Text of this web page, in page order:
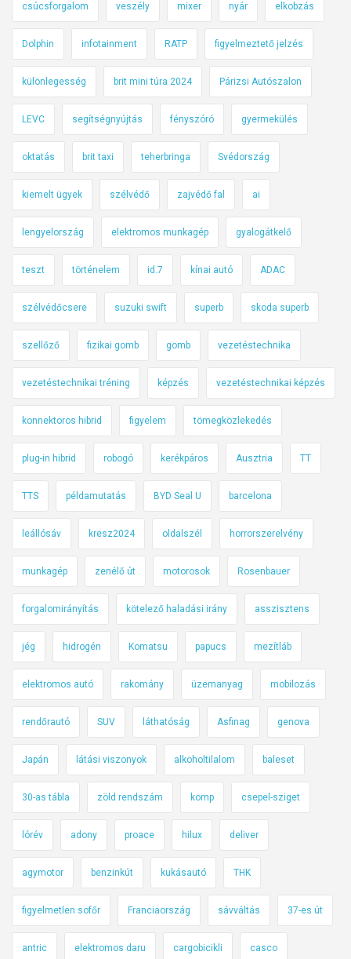
csúcsforgalom veszély mixer nyár elkobzás
Dolphin infotainment RATP figyelmeztető jelzés
különlegesség brit mini túra 2024 Párizsi Autószalon
LEVC segítségnyújtás fényszóró gyermekülés
oktatás brit taxi teherbringa Svédország
kiemelt ügyek szélvédő zajvédő fal ai
lengyelország elektromos munkagép gyalogátkelő
teszt történelem id.7 kínai autó ADAC
szélvédőcsere suzuki swift superb skoda superb
szellőző fizikai gomb gomb vezetéstechnika
vezetéstechnikai tréning képzés vezetéstechnikai képzés
konnektoros hibrid figyelem tömegközlekedés
plug-in hibrid robogó kerékpáros Ausztria TT
TTS példamutatás BYD Seal U barcelona
leállósáv kresz2024 oldalszél horrorszerelvény
munkagép zenélő út motorosok Rosenbauer
forgalomirányítás kötelező haladási irány asszisztens
jég hidrogén Komatsu papucs mezítláb
elektromos autó rakomány üzemanyag mobilozás
rendőrautó SUV láthatóság Asfinag genova
Japán látási viszonyok alkoholtilalom baleset
30-as tábla zöld rendszám komp csepel-sziget
lórév adony proace hilux deliver
agymotor benzinkút kukásautó THK
figyelmetlen sofőr Franciaország sávváltás 37-es út
antric elektromos daru cargobicikli casco